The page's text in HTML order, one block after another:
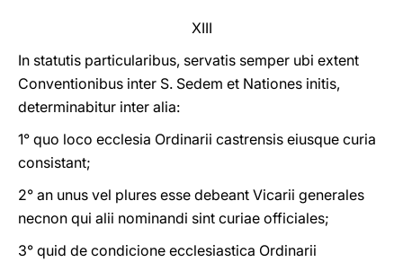
XIII
In statutis particularibus, servatis semper ubi extent
Conventionibus inter S. Sedem et Nationes initis,
determinabitur inter alia:
1° quo loco ecclesia Ordinarii castrensis eiusque curia
consistant;
2° an unus vel plures esse debeant Vicarii generales
necnon qui alii nominandi sint curiae officiales;
3° quid de condicione ecclesiastica Ordinarii